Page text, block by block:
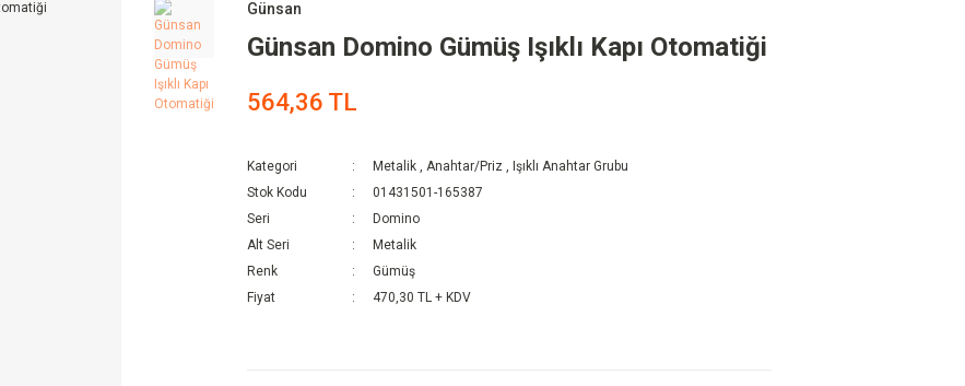
Günsan
Günsan Domino Gümüş Işıklı Kapı Otomatiği
564,36 TL
Kategori Metalik , Anahtar/Priz , Işıklı Anahtar Grubu
Stok Kodu
01431501-165387
Seri
Domino
Alt Seri
Metalik
Renk
Gümüş
Fiyat
470,30 TL + KDV